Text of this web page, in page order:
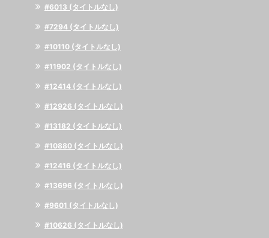
#6013 (タイトルなし)
#7294 (タイトルなし)
#10110 (タイトルなし)
#11902 (タイトルなし)
#12414 (タイトルなし)
#12926 (タイトルなし)
#13182 (タイトルなし)
#10880 (タイトルなし)
#12416 (タイトルなし)
#13696 (タイトルなし)
#9601 (タイトルなし)
#10626 (タイトルなし)